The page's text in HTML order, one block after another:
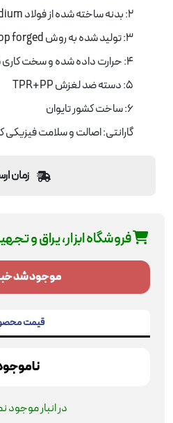
2: بدنه ساخته شده از فولاد chrome vanadium
3: تولید شده به روش drop forged
4: حرارت داده شده و سخت کاری شده
5: دسته ضد لغزش TPR+PP
6: ساخت کشور تایوان
گارانتی: اصالت و سلامت فیزیکی
زمان
فروشگاه ابزار، یراق و
موجود شد
قیمت
در انبار موجود